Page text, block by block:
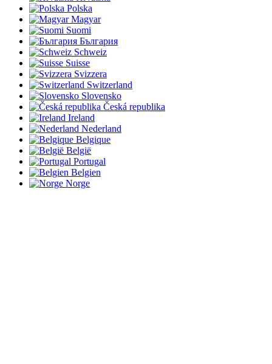
Polska
Magyar
Suomi
България
Schweiz
Suisse
Svizzera
Switzerland
Slovensko
Česká republika
Ireland
Nederland
Belgique
België
Portugal
Belgien
Norge